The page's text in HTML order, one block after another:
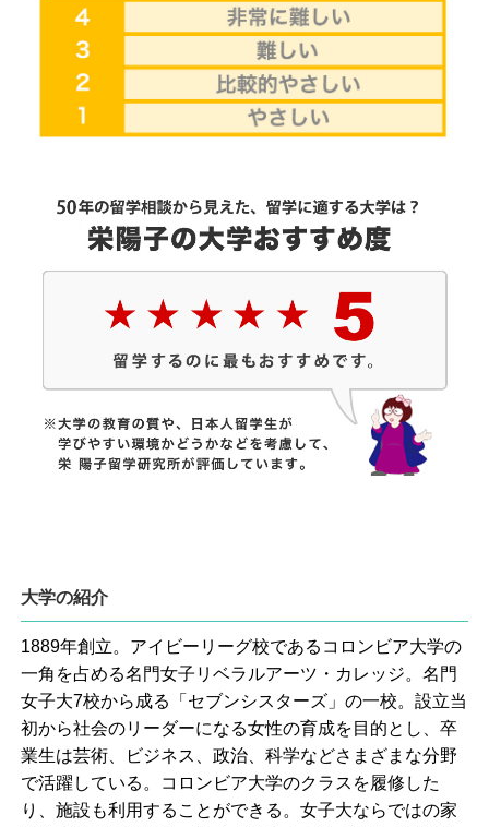
大学の紹介
1889年創立。アイビーリーグ校であるコロンビア大学の
一角を占める名門女子リベラルアーツ・カレッジ。名門
女子大7校から成る「セブンシスターズ」の一校。設立当
初から社会のリーダーになる女性の育成を目的とし、卒
業生は芸術、ビジネス、政治、科学などさまざまな分野
で活躍している。コロンビア大学のクラスを履修した
り、施設も利用することができる。女子大ならではの家